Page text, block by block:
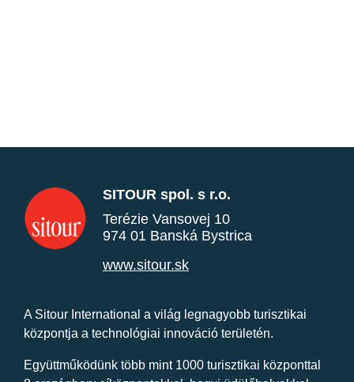
SITOUR spol. s r.o.
Terézie Vansovej 10
974 01 Banská Bystrica
www.sitour.sk
A Sitour International a világ legnagyobb turisztikai
központja a technológiai innováció területén.
Együttműködünk több mint 1000 turisztikai központtal